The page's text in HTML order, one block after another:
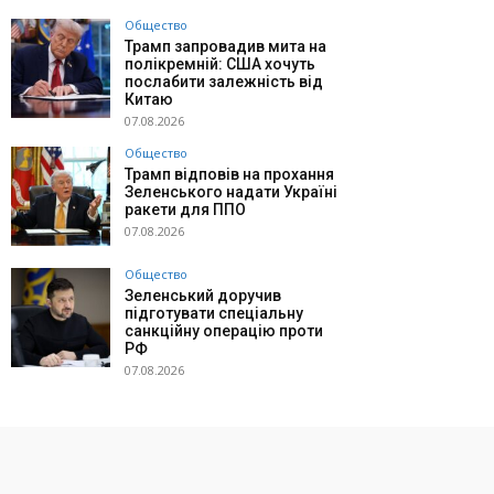
Общество
Трамп запровадив мита на
полікремній: США хочуть
послабити залежність від
Китаю
07.08.2026
Общество
Трамп відповів на прохання
Зеленського надати Україні
ракети для ППО
07.08.2026
Общество
Зеленський доручив
підготувати спеціальну
санкційну операцію проти
РФ
07.08.2026